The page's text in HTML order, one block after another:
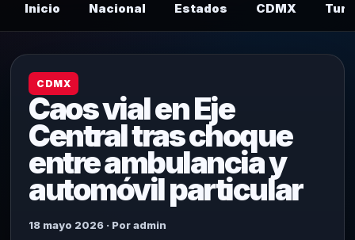
Inicio Nacional Estados CDMX
CDMX
Caos vial en Eje
Central tras choque
entre ambulancia y
automóvil particular
18 mayo 2026 · Por admin